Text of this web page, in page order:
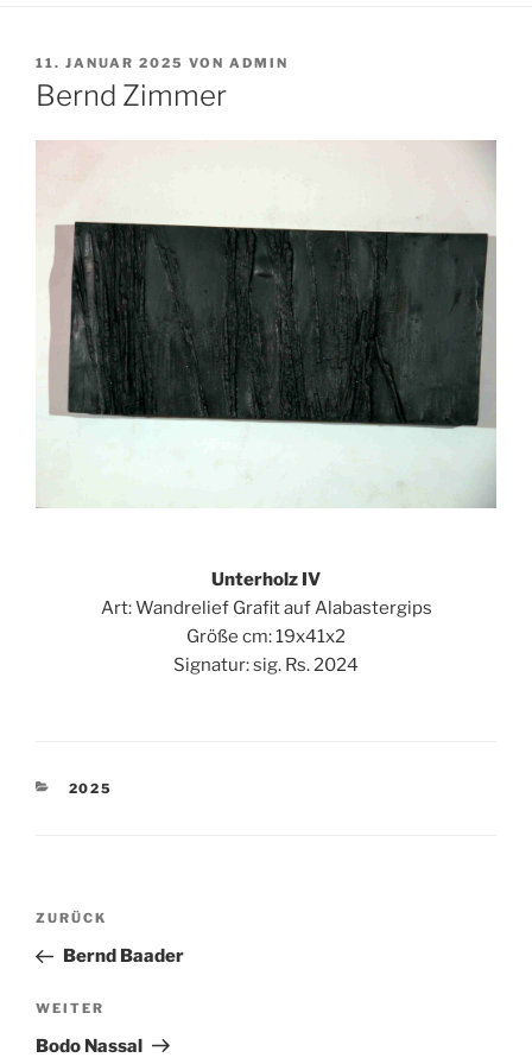
VERÖFFENTLICHT
AM
11. JANUAR 2025 VON ADMIN
Bernd Zimmer
Unterholz IV
Art: Wandrelief Grafit auf Alabastergips
Größe cm: 19x41x2
Signatur: sig. Rs. 2024
KATEGORIEN
2025
Beitragsnavigation
Vorheriger
Beitrag
ZURÜCK
Bernd Baader
Nächster
Beitrag
WEITER
Bodo Nassal